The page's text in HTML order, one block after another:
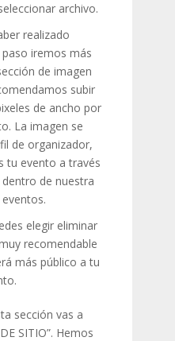
archivo.
realizado
iremos más
de imagen
subir
de ancho por
La imagen se
de organizador,
tu evento a través
de nuestra
elegir eliminar
recomendable
más público a tu
sección vas a
SITIO”. Hemos